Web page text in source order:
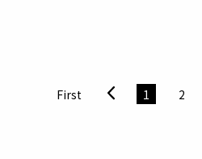
樂提供）
時發現，獨自居住也與單身率增
同住可能提供更多尋找伴侶的機
First 1 2